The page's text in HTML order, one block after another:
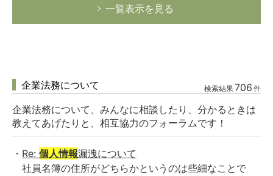
一覧表示を見る
企業法務について 検索結果706 件
企業法務について、みんなに相談したり、分かるときは
教えてあげたりと、相互協力のフォーラムです！
Re: 個人情報漏洩について
社員名簿の住所がどちらかというのは些細なことで